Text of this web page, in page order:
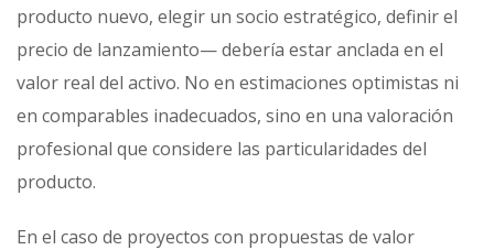
producto nuevo, elegir un socio estratégico, definir el
precio de lanzamiento— debería estar anclada en el
valor real del activo. No en estimaciones optimistas ni
en comparables inadecuados, sino en una valoración
profesional que considere las particularidades del
producto.
En el caso de proyectos con propuestas de valor